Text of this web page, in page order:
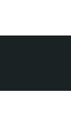
BEYOND